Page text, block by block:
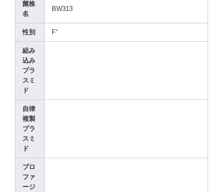
菌株
名
BW313
性別 F+
組み
込み
プラ
スミ
ド
自律
複製
プラ
スミ
ド
プロ
ファ
ージ